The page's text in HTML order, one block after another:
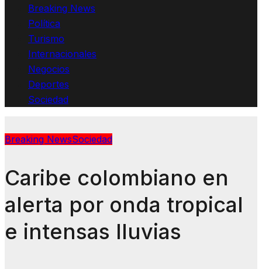
Breaking News
Política
Turismo
Internacionales
Negocios
Deportes
Sociedad
Breaking NewsSociedad
Caribe colombiano en
alerta por onda tropical
e intensas lluvias